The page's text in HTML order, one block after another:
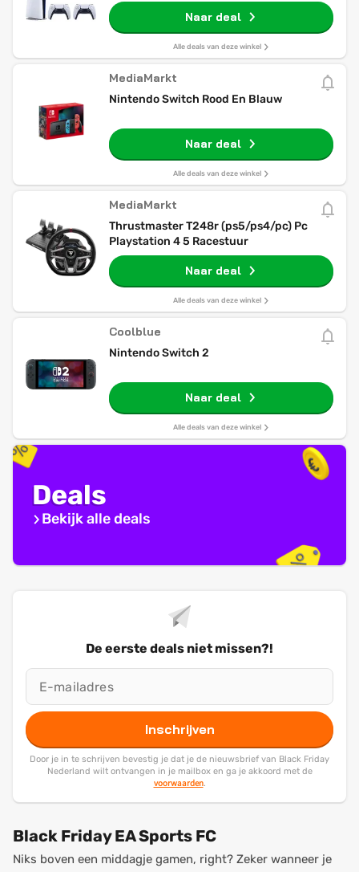
Controllers
Naar deal
Alle deals van deze winkel
MediaMarkt
Nintendo Switch Rood En Blauw
Naar deal
Alle deals van deze winkel
MediaMarkt
Thrustmaster T248r (ps5/ps4/pc) Pc
Playstation 4 5 Racestuur
Naar deal
Alle deals van deze winkel
Coolblue
Nintendo Switch 2
Naar deal
Alle deals van deze winkel
Deals
Bekijk alle deals
De eerste deals niet missen?!
Inschrijven
Door je in te schrijven bevestig je dat je de nieuwsbrief van Black Friday
Nederland wilt ontvangen in je mailbox en ga je akkoord met de
voorwaarden.
Black Friday EA Sports FC
Niks boven een middagje gamen, right? Zeker wanneer je